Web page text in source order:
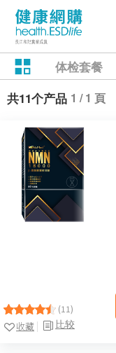
体检套餐
共11个产品 1 / 1 頁
(11)
比较
收藏